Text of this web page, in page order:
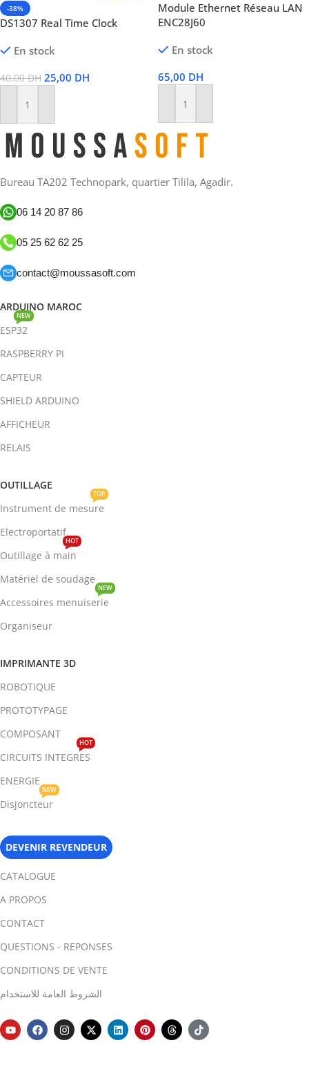
-38%
DS1307 Real Time Clock
En stock
40,00DH 25,00 DH
Ajouter Au Panier
Module Ethernet Réseau LAN
ENC28J60
En stock
65,00 DH
Ajouter Au Panier
Bureau TA202 Technopark, quartier Tilila, Agadir.
06 14 20 87 86
05 25 62 62 25
contact@moussasoft.com
ARDUINO MAROC
ESP32
NEW
RASPBERRY PI
CAPTEUR
SHIELD ARDUINO
AFFICHEUR
RELAIS
OUTILLAGE
Instrument de mesure
TOP
Electroportatif
Outillage à main
HOT
Matériel de soudage
Accessoires menuiserie
NEW
Organiseur
IMPRIMANTE 3D
ROBOTIQUE
PROTOTYPAGE
COMPOSANT
CIRCUITS INTEGRES
HOT
ENERGIE
Disjoncteur
NEW
DEVENIR REVENDEUR
CATALOGUE
A PROPOS
CONTACT
QUESTIONS - REPONSES
CONDITIONS DE VENTE
الشروط العامة للاستخدام